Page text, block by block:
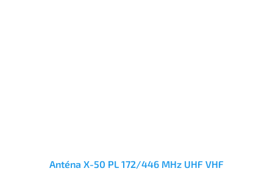
Anténa X-50 PL 172/446 MHz UHF VHF